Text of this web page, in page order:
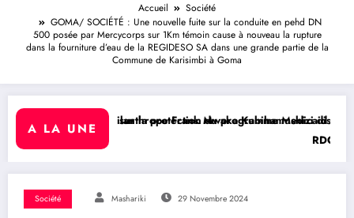
Accueil
Société
GOMA/ SOCIÉTÉ : Une nouvelle fuite sur la conduite en pehd DN
500 posée par Mercycorps sur 1Km témoin cause à nouveau la rupture
dans la fourniture d’eau de la REGIDESO SA dans une grande partie de la
Commune de Karisimbi à Goma
A LA UNE
du programme Medicaid
Kubihamushizi distribue des cahiers aux écoliers de la
RDC/ POLITIQUE : Aimé Boji Sangara plaide
Société Mashariki 29 Novembre 2024